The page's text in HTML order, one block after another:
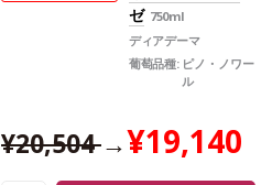
ているピノ・ノワールはフレッシュな赤果
実、木、苺や柑橘類の含みを造り出す。約
33%含まれているシャルドネはバニラやト
フィー、ほのかなアーモンド、ブリオッシ
ュやほのかなライム、アカシアの花の含み
の商品と同じように最も重要なフレッシュ
さ、複雑さ、長い余韻を持つ。
ゼ 750ml
ディアデーマ
葡萄品種: ピノ・ノワー
ル
¥20,504→¥19,140